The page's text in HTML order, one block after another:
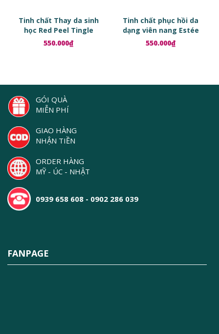
Tinh chất Thay da sinh
học Red Peel Tingle
Serum
550.000₫
Tinh chất phục hồi da
dạng viên nang Estée
Lauder Advanced Night
Repair Ampoules
550.000₫
GÓI QUÀ
MIỄN PHÍ
GIAO HÀNG
NHẬN TIỀN
ORDER HÀNG
MỸ - ÚC - NHẬT
0939 658 608 - 0902 286 039
FANPAGE